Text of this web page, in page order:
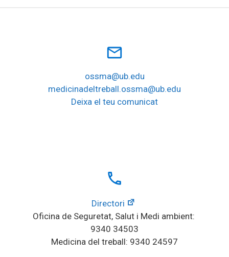
mail_outline
ossma@ub.edu
medicinadeltreball.ossma@ub.edu
Deixa el teu comunicat
local_phone
Directori
Oficina de Seguretat, Salut i Medi ambient:
9340 34503
Medicina del treball: 9340 24597